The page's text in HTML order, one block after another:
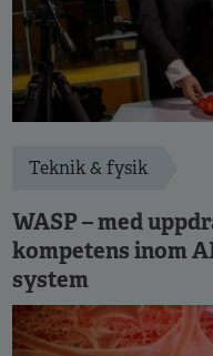
Teknik & fysik
WASP – med
kompetens inom
system